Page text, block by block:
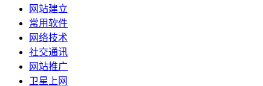
网站建立
常用软件
网络技术
社交通讯
网站推广
卫星上网